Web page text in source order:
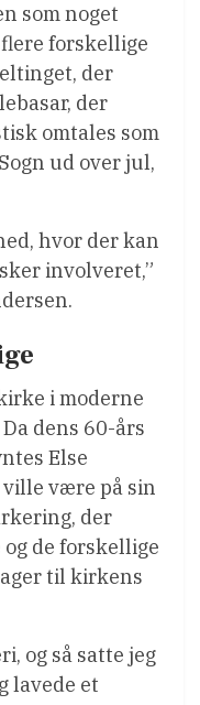
som noget
forskellige
der
der
omtales som
ud over jul,
hvor der kan
involveret,”
i moderne
dens 60-års
Else
være på sin
der
de forskellige
til kirkens
og så satte jeg
lavede et